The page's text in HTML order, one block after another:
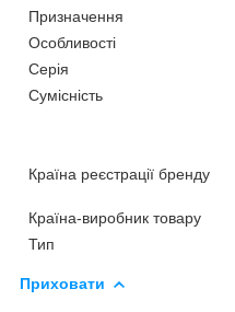
Призначення
Особливості
Серія
Сумісність
Країна реєстрації бренду
Країна-виробник товару
Тип
Приховати